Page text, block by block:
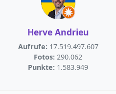
Herve Andrieu
Aufrufe: 17.519.497.607
Fotos: 290.062
Punkte: 1.583.949